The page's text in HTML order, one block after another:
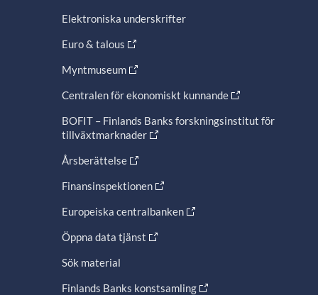
Elektroniska underskrifter
Euro & talous
Myntmuseum
Centralen för ekonomiskt kunnande
BOFIT – Finlands Banks forskningsinstitut för
tillväxtmarknader
Årsberättelse
Finansinspektionen
Europeiska centralbanken
Öppna data tjänst
Sök material
Finlands Banks konstsamling